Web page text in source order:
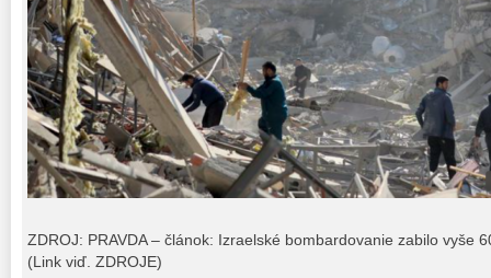
ZDROJ: PRAVDA – článok: Izraelské bombardovanie zabilo vyše
(Link viď. ZDROJE)